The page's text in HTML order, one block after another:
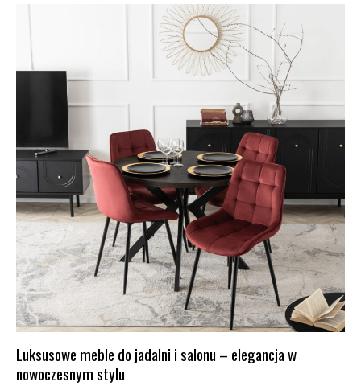
Luksusowe meble do jadalni i salonu – elegancja w
nowoczesnym stylu